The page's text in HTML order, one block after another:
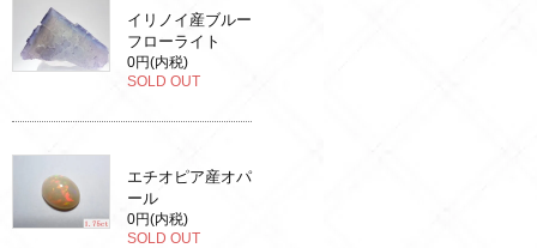
イリノイ産ブルー
フローライト
0円(内税)
SOLD OUT
エチオピア産オパ
ール
0円(内税)
SOLD OUT